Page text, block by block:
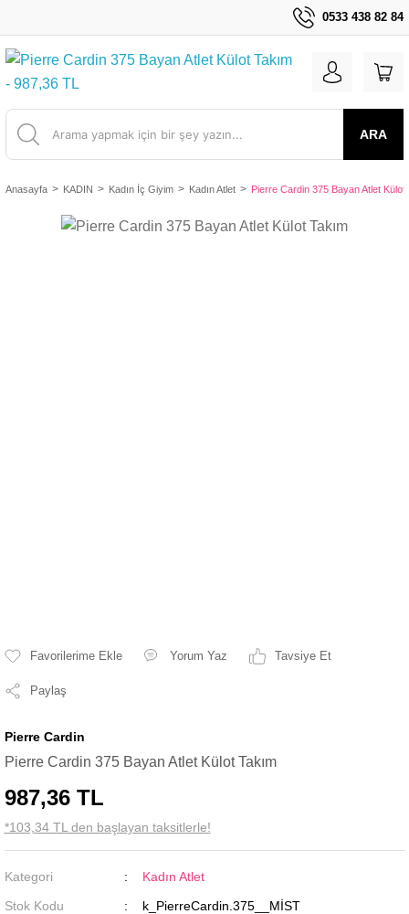
0533 438 82 84
ARA
Anasayfa KADIN Kadın İç Giyim Kadın Atlet Pierre Cardin 375 Bayan Atlet Külot
Yorum Yaz Tavsiye Et
Paylaş
Pierre Cardin
Pierre Cardin 375 Bayan Atlet Külot Takım
987,36 TL
*103,34 TL den başlayan taksitlerle!
Kategori
Kadın Atlet
Stok Kodu
k_PierreCardin.375__MİST